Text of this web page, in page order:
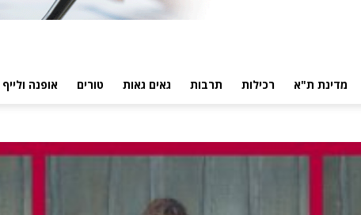
מדינת ת"א רכילות תרבות גאים גאות טורים אופנה